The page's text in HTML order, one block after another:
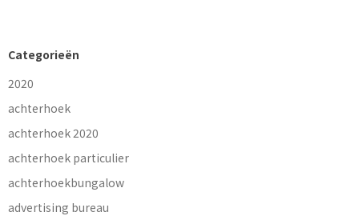
Categorieën
2020
achterhoek
achterhoek 2020
achterhoek particulier
achterhoekbungalow
advertising bureau